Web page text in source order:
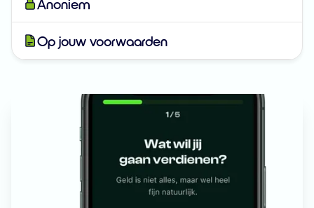
Anoniem
Op jouw voorwaarden